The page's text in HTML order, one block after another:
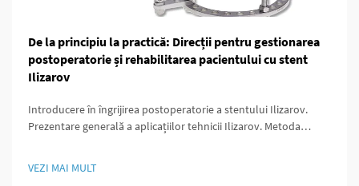
De la principiu la practică: Direcții pentru gestionarea
postoperatorie și rehabilitarea pacientului cu stent
Ilizarov
Introducere în îngrijirea postoperatorie a stentului Ilizarov.
Prezentare generală a aplicațiilor tehnicii Ilizarov. Metoda
fracturate și de a corecta malformațiile care...
VEZI MAI MULT